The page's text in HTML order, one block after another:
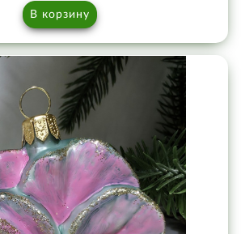
В корзину